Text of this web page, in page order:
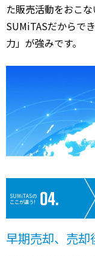
た販売活動をおこな
SUMiTASだからで
力」が強みです。
SUMiTASの
ここが違う!
早期売却、売